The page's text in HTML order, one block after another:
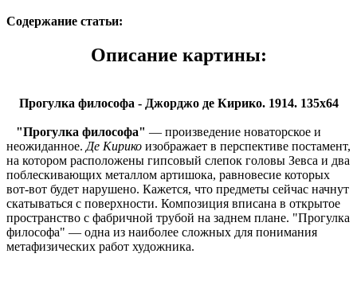
Содержание статьи:
Описание картины:
Прогулка философа - Джорджо де Кирико. 1914. 135х64
"Прогулка философа" — произведение новаторское и
неожиданное. Де Кирико изображает в перспективе постамент,
на котором расположены гипсовый слепок головы Зевса и два
поблескивающих металлом артишока, равновесие которых
вот-вот будет нарушено. Кажется, что предметы сейчас начнут
скатываться с поверхности. Композиция вписана в открытое
пространство с фабричной трубой на заднем плане. "Прогулка
философа" — одна из наиболее сложных для понимания
метафизических работ художника.